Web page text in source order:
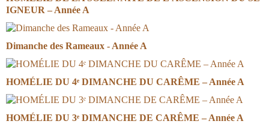
IGNEUR – Année A
Dimanche des Rameaux - Année A
HOMÉLIE DU 4ᵉ DIMANCHE DU CARÊME – Année A
HOMÉLIE DU 3ᵉ DIMANCHE DE CARÊME – Année A